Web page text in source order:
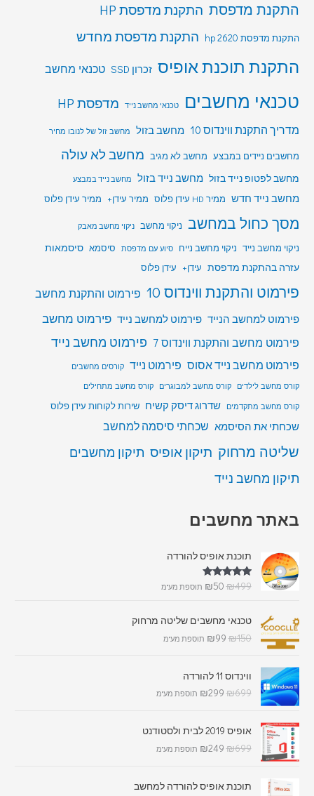
התקנת מדפסת התקנת מדפסת HP
התקנת מדפסת hp 2620 התקנת מדפסת מחדש
התקנת תוכנת אופיס זכרון SSD טכנאי מחשב
טכנאי מחשבים טכנאי מחשב נייד מדפסת HP
מדריך התקנת ווינדוס 10 מחשב בזול מחשב זול של לנובו מחיר
מחשבים ניידים במבצע מחשב לא מגיב מחשב לא עולה
מחשב לפטופ נייד בזול מחשב נייד בזול מחשב נייד במבצע
מחשב נייד חדש ממיר HD עידן פלוס ממיר עידן+ ממיר עידן פלוס
מסך כחול במחשב ניקוי מחשב ניקוי מחשב מאבק
ניקוי מחשב נייד ניקוי מחשב נייח סיוע עם מדפסת סיסמא סיסמאות
עזרה בהתקנת מדפסת עידן+ עידן פלוס
פירמוט והתקנת ווינדוס 10 פירמוט והתקנת מחשב
פירמוט למחשב הנייד פירמוט למחשב נייד פירמוט מחשב
פירמוט מחשב והתקנת ווינדוס 7
פירמוט מחשב נייד
פירמוט מחשב נייד אסוס פירמוט נייד קורסים מחשבים
קורס מחשב לילדים
קורס מחשב למבוגרים
קורס מחשב מתחילים
קורס מחשב מתקדמים
שדרוג דיסק קשיח שירות לקוחות עידן פלוס
שכחתי את הסיסמא שכחתי סיסמה למחשב
שליטה מרחוק תיקון אופיס תיקון מחשבים
תיקון מחשב נייד
באתר מחשבים
תוכנת אופיס להורדה
דורג5.00
₪499
₪50 תוספת מע"מ
טכנאי מחשבים שליטה מרחוק
₪150
₪99 תוספת מע"מ
ווינדוס 11 להורדה
₪699
₪299 תוספת מע"מ
אופיס 2019 לבית ולסטודנט
₪699
₪249 תוספת מע"מ
תוכנת אופיס להורדה למחשב